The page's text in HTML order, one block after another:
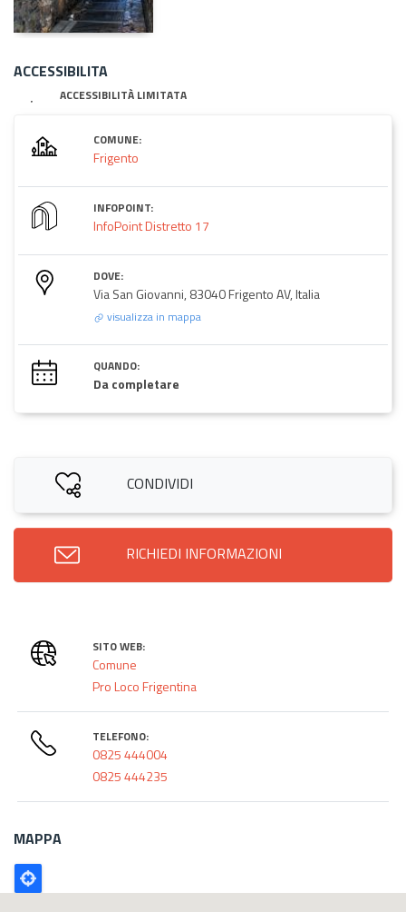
ACCESSIBILITA
ACCESSIBILITÀ LIMITATA
COMUNE:
Frigento
INFOPOINT:
InfoPoint Distretto 17
DOVE:
Via San Giovanni, 83040 Frigento AV, Italia
visualizza in mappa
QUANDO:
Da completare
CONDIVIDI
RICHIEDI INFORMAZIONI
SITO WEB:
Comune
Pro Loco Frigentina
TELEFONO:
0825 444004
0825 444235
MAPPA
Poligono
GEO